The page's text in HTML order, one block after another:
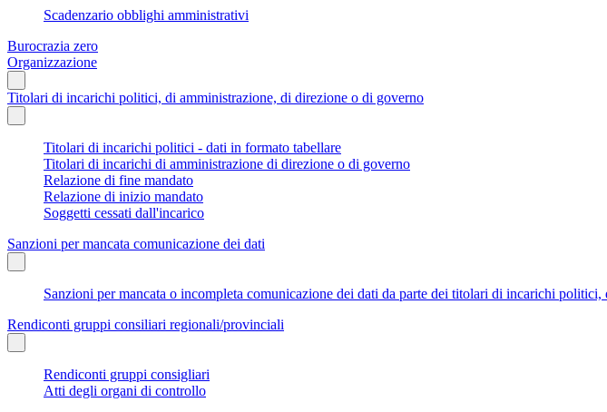
Scadenzario obblighi amministrativi
Burocrazia zero
Organizzazione
Titolari di incarichi politici, di amministrazione, di direzione o di governo
Titolari di incarichi politici - dati in formato tabellare
Titolari di incarichi di amministrazione di direzione o di governo
Relazione di fine mandato
Relazione di inizio mandato
Soggetti cessati dall'incarico
Sanzioni per mancata comunicazione dei dati
Sanzioni per mancata o incompleta comunicazione dei dati da parte dei titolari di incarichi
Rendiconti gruppi consiliari regionali/provinciali
Rendiconti gruppi consigliari
Atti degli organi di controllo